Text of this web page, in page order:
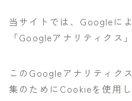
当サイトでは、Googleに
「Googleアナリティクス
このGoogleアナリティク
集のためにCookieを使用し